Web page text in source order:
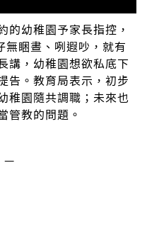
的幼稚園予家長指控，
睏晝、咧遐吵，就有
講，幼稚園想欲私底下
告。教育局表示，初步
稚園隨共調職；未來也
管教的問題。
—